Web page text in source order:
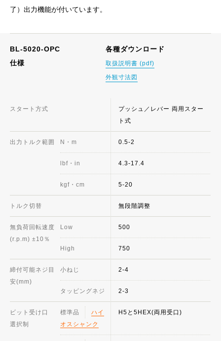
了）出力機能が付いています。
BL-5020-OPC
仕様
各種ダウンロード
取扱説明書 (pdf)
外観寸法図
スタート方式
出力トルク範囲 N・m
lbf・in
kgf・cm
トルク切替
無負荷回転速度
(r.p.m) ±10％
Low
High
締付可能ネジ目
安(mm)
小ねじ
タッピングネジ
ビット受け口
選択制
標準品
ハイ
オスシャンク
プッシュ／レバー 両用スター
ト式
0.5-2
4.3-17.4
5-20
無段階調整
500
750
2-4
2-3
H5と5HEX(両用受口)